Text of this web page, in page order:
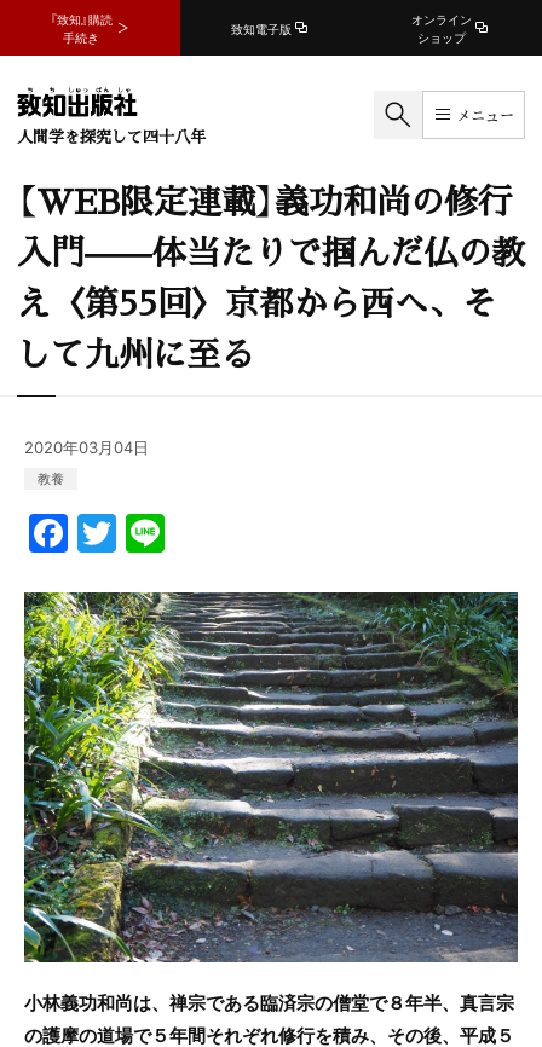
『致知』購読
手続き
致知電子版
オンライン
ショップ
人間学を探究して四十八年
メニュー
【WEB限定連載】義功和尚の修行
入門——体当たりで掴んだ仏の教
え〈第55回〉京都から西へ、そ
して九州に至る
2020年03月04日
教養
F
a
c
e
b
o
o
k
T
w
itt
er
e
小林義功和尚は、禅宗である臨済宗の僧堂で８年半、真言宗
の護摩の道場で５年間それぞれ修行を積み、その後、平成５